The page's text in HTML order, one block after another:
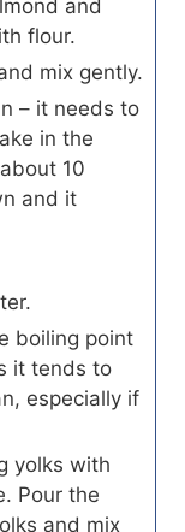
and
flour.
mix gently.
– it needs to
in the
10
and it
boiling point
it tends to
especially if
yolks with
Pour the
and mix